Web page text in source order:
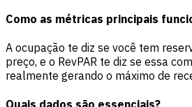
Como as métricas principais
A ocupação te diz se você tem
preço, e o RevPAR te diz se essa
realmente gerando o máximo de